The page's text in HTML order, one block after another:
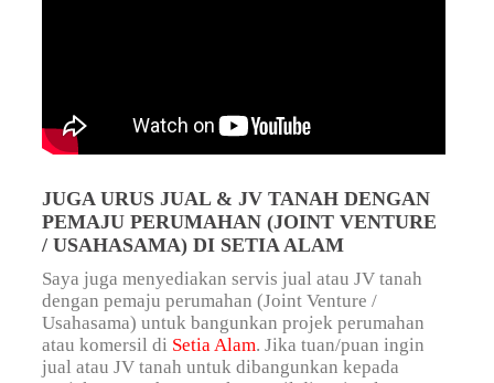
JUGA URUS JUAL & JV TANAH DENGAN
PEMAJU PERUMAHAN (JOINT VENTURE
/ USAHASAMA) DI SETIA ALAM
Saya juga menyediakan servis jual atau JV tanah
dengan pemaju perumahan (Joint Venture /
Usahasama) untuk bangunkan projek perumahan
atau komersil di Setia Alam. Jika tuan/puan ingin
jual atau JV tanah untuk dibangunkan kepada